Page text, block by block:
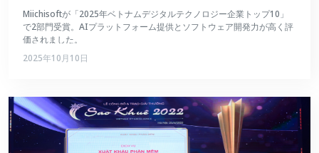
Miichisoftが「2025年ベトナムデジタルテクノロジー企業トップ10」
で2部門受賞。AIプラットフォーム提供とソフトウェア開発力が高く評
価されました。
2025年10月10日